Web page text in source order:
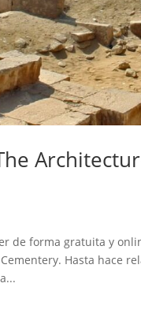
de forma gratuita y
Hasta hace